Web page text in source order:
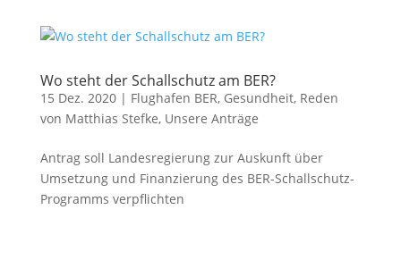
Wo steht der Schallschutz am BER?
15 Dez. 2020| Flughafen BER, Gesundheit, Reden
von Matthias Stefke, Unsere Anträge
Antrag soll Landesregierung zur Auskunft über
Umsetzung und Finanzierung des BER-Schallschutz-
Programms verpflichten